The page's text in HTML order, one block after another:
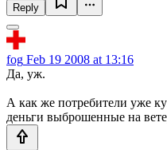
Reply
fog Feb 19 2008 at 13:16
Да, уж.
А как же потребители уже
деньги выброшенные на